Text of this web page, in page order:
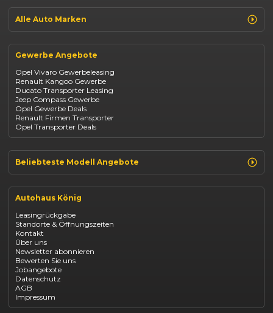
Suzuki Vitara
Suzuki Swift
Mazda CX-30
Alle Auto Marken
Opel
Fiat
Jeep
Suzuki
BYD
Kia
Mazda
Citroën
Abarth
Fiat Professional
Gewerbe Angebote
Opel Vivaro Gewerbeleasing
Renault Kangoo Gewerbe
Ducato Transporter Leasing
Jeep Compass Gewerbe
Opel Gewerbe Deals
Renault Firmen Transporter
Opel Transporter Deals
Beliebteste Modell Angebote
Renault Arkana Leasing
Renault Captur Leasing
Opel Astra leasen
Opel Mokka kaufen
Opel Grandland finanzieren
Opel Vivaro Gewerbeleasing
Fiat 500 finanzieren
Fiat Panda leasen
Dacia Duster finanzieren
Dacia Sandero kaufen
Dacia Jogger leasen
Jeep Compass leasen
Jeep Renegade finanzieren
Autohaus König
Leasingrückgabe
Standorte & Öffnungszeiten
Kontakt
Über uns
Newsletter abonnieren
Bewerten Sie uns
Jobangebote
Datenschutz
AGB
Impressum